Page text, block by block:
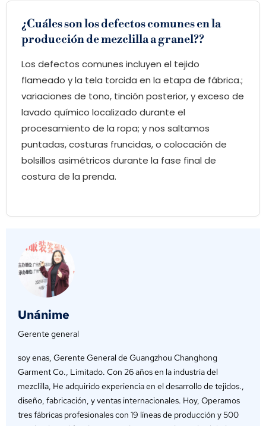
¿Cuáles son los defectos comunes en la
producción de mezclilla a granel??
Los defectos comunes incluyen el tejido
flameado y la tela torcida en la etapa de fábrica.;
variaciones de tono, tinción posterior, y exceso de
lavado químico localizado durante el
procesamiento de la ropa; y nos saltamos
puntadas, costuras fruncidas, o colocación de
bolsillos asimétricos durante la fase final de
costura de la prenda.
Unánime
Gerente general
soy enas, Gerente General de Guangzhou Changhong
Garment Co., Limitado. Con 26 años en la industria del
mezclilla, He adquirido experiencia en el desarrollo de tejidos.,
diseño, fabricación, y ventas internacionales. Hoy, Operamos
tres fábricas profesionales con 19 líneas de producción y 500